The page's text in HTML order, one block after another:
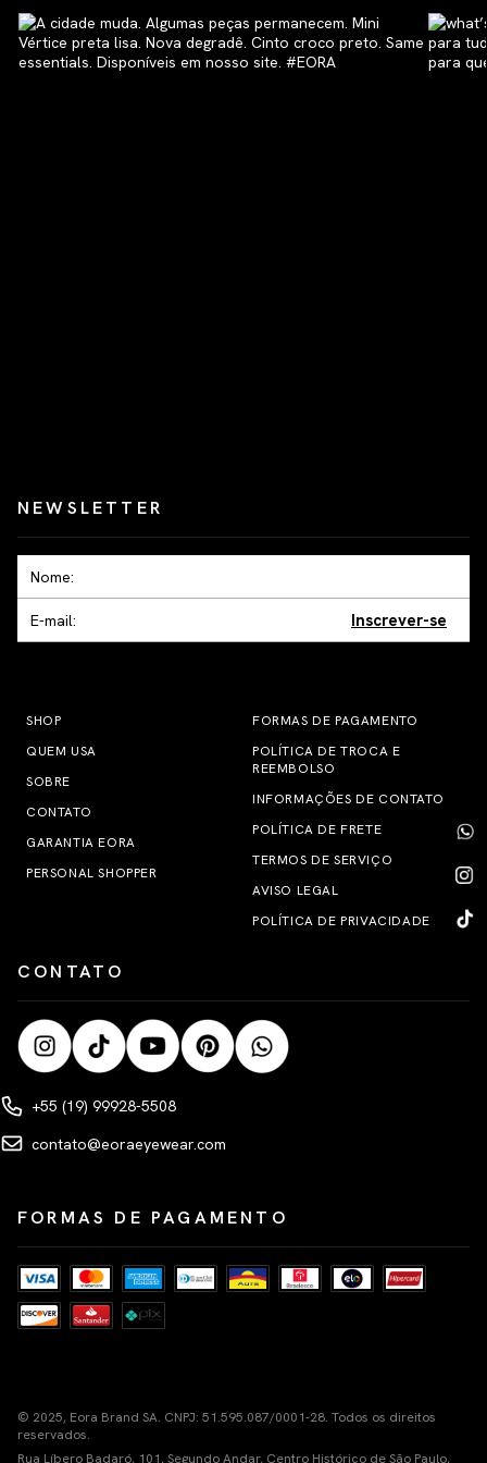
NEWSLETTER
Inscrever-se
SHOP
QUEM USA
SOBRE
CONTATO
GARANTIA EORA
PERSONAL SHOPPER
FORMAS DE PAGAMENTO
POLÍTICA DE TROCA E
REEMBOLSO
INFORMAÇÕES DE CONTATO
POLÍTICA DE FRETE
TERMOS DE SERVIÇO
AVISO LEGAL
POLÍTICA DE PRIVACIDADE
CONTATO
+55 (19) 99928-5508
contato@eoraeyewear.com
FORMAS DE PAGAMENTO
© 2025, Eora Brand SA. CNPJ: 51.595.087/0001-28. Todos os direitos
reservados.
Rua Líbero Badaró, 101, Segundo Andar, Centro Histórico de São Paulo,